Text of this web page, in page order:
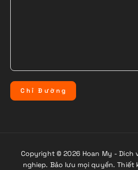
C hỉ Đ ườ ng
Copyright © 2026 Hoan My - Dich
nghiep. Bảo lưu mọi quyền. Thiết